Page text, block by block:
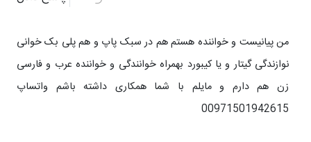
من پیانیست و خواننده هستم هم در سبک پاپ و هم پلی بک خوانی
نوازندگی گیتار و یا کیبورد بهمراه خوانندگی و خواننده عرب و فارسی
زن هم دارم و مایلم با شما همکاری داشته باشم واتساپ
00971501942615